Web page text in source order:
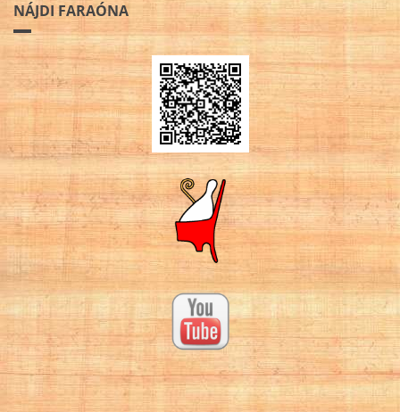
NÁJDI FARAÓNA